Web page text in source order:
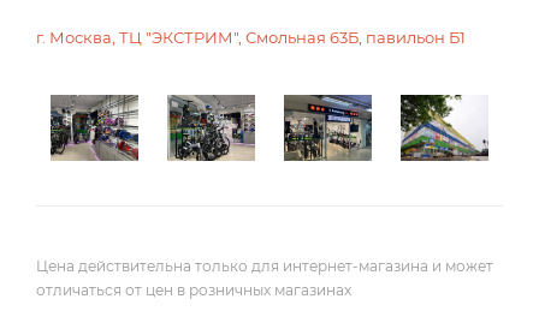
г. Москва, ТЦ "ЭКСТРИМ", Смольная 63Б, павильон Б1
Цена действительна только для интернет-магазина и может
отличаться от цен в розничных магазинах